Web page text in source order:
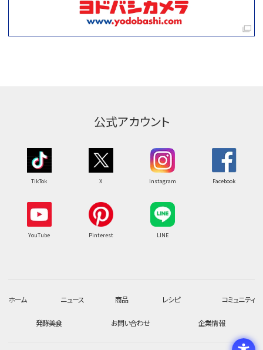
公式アカウント
TikTok X Instagram Facebook
YouTube Pinterest LINE
ホーム ニュース 商品 レシピ コミュニティ
発酵美食 お問い合わせ 企業情報